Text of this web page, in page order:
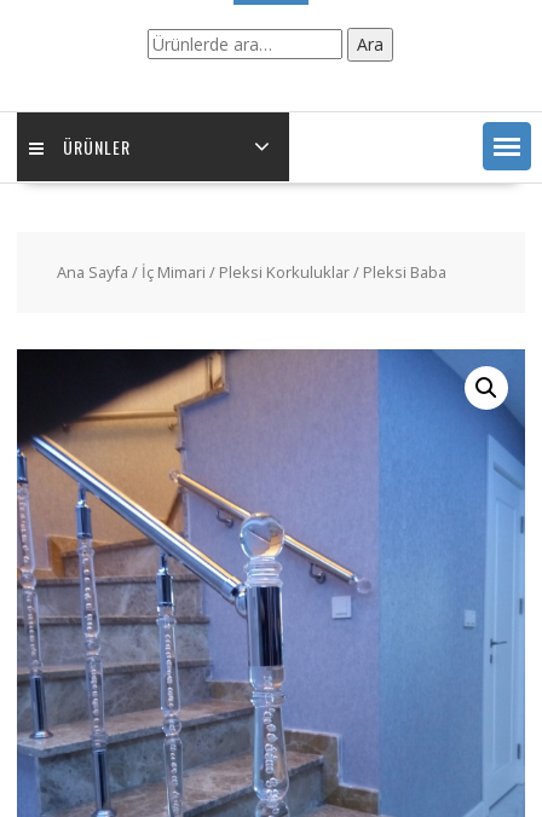
Ara: Ara
ÜRÜNLER
Ana Sayfa / İç Mimari / Pleksi Korkuluklar/ Pleksi Baba